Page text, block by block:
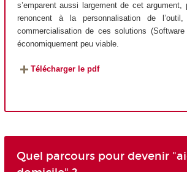
s’emparent aussi largement de cet
renoncent à la personnalisation de
commercialisation de ces solutions
économiquement peu viable.
Télécharger le pdf
Quel parcours pour devenir